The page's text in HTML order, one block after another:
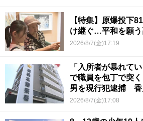
【特集】原爆投下
け継ぐ…平和を願
2026/8/7(金)17:19
「入所者が暴れて
で職員を包丁で突
男を現行犯逮捕 香
2026/8/7(金)17:08